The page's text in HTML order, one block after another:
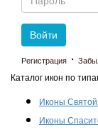
Войти
Регистрация ·
Каталог икон по
Иконы
Иконы